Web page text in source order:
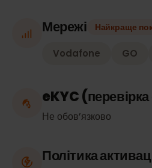
Мережі Найкраще
Vodafone GO
eKYC
Не обов’язково
Політика